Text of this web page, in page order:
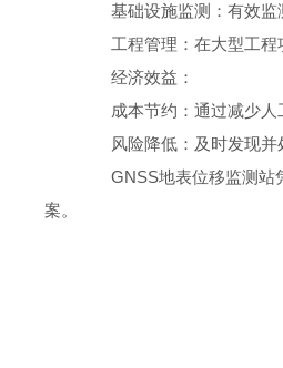
基础设施监测：有效监
工程管理：在大型工程
经济效益：
成本节约：通过减少人
风险降低：及时发现并
GNSS地表位移监测站凭
案。